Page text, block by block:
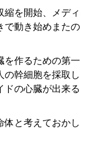
を開始、メディ
で動き始めまたの
を作るための第一
の幹細胞を採取し
ドの心臓が出来る
体と考えておかし